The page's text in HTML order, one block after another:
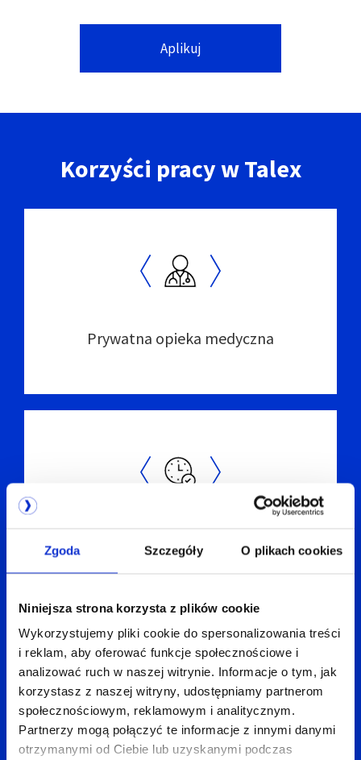
Zgoda Szczegóły O plikach cookies
Niniejsza strona korzysta z plików cookie
Wykorzystujemy pliki cookie do spersonalizowania treści
i reklam, aby oferować funkcje społecznościowe i
analizować ruch w naszej witrynie. Informacje o tym, jak
korzystasz z naszej witryny, udostępniamy partnerom
społecznościowym, reklamowym i analitycznym.
Partnerzy mogą połączyć te informacje z innymi danymi
otrzymanymi od Ciebie lub uzyskanymi podczas
Aplikuj
Korzyści pracy w Talex
Prywatna opieka medyczna
Indywidualna ścieżka kariery